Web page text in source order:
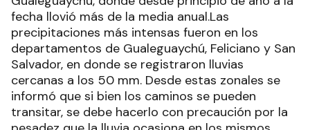
fecha llovió más de la media anual.Las
precipitaciones más intensas fueron en los
departamentos de Gualeguaychú, Feliciano y San
Salvador, en donde se registraron lluvias
cercanas a los 50 mm. Desde estas zonales se
informó que si bien los caminos se pueden
transitar, se debe hacerlo con precaución por la